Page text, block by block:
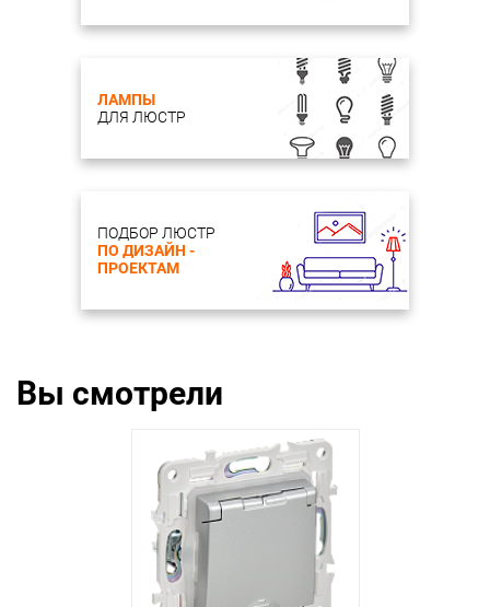
ЛАМПЫ
ДЛЯ ЛЮСТР
ПОДБОР ЛЮСТР
ПО ДИЗАЙН -
ПРОЕКТАМ
Вы смотрели